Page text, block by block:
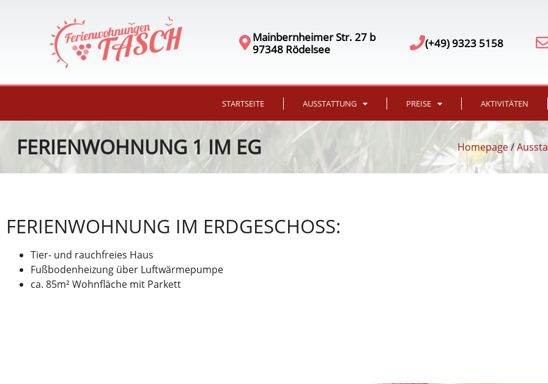
Mainbernheimer Str. 27 b
97348 Rödelsee
(+49) 9323 5158
STARTSEITE AUSSTATTUNG PREISE AKTIVITÄTEN
FERIENWOHNUNG 1 IM EG Homepage/
FERIENWOHNUNG IM ERDGESCHOSS:
Tier- und rauchfreies Haus
Fußbodenheizung über Luftwärmepumpe
ca. 85m² Wohnfläche mit Parkett